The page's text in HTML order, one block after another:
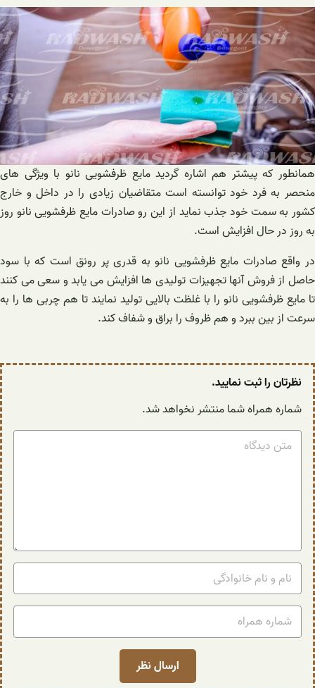
همانطور که پیشتر هم اشاره گردید مایع ظرفشویی نانو با ویژگی های
منحصر به فرد خود توانسته است متقاضیان زیادی را در داخل و خارج
کشور به سمت خود جذب نماید از این رو صادرات مایع ظرفشویی نانو روز
به روز در حال افزایش است.
در واقع صادرات مایع ظرفشویی نانو به قدری پر رونق است که با سود
حاصل از فروش آنها تجهیزات تولیدی ها افزایش می یابد و سعی می کنند
تا مایع ظرفشویی نانو را با غلظت بالایی تولید نمایند تا هم چربی ها را به
سرعت از بین ببرد و هم ظروف را براق و شفاف کند.
نظرتان را ثبت نمایید.
شماره همراه شما منتشر نخواهد شد.